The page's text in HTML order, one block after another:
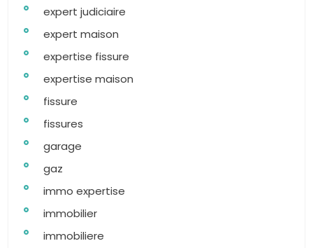
expert judiciaire
expert maison
expertise fissure
expertise maison
fissure
fissures
garage
gaz
immo expertise
immobilier
immobiliere